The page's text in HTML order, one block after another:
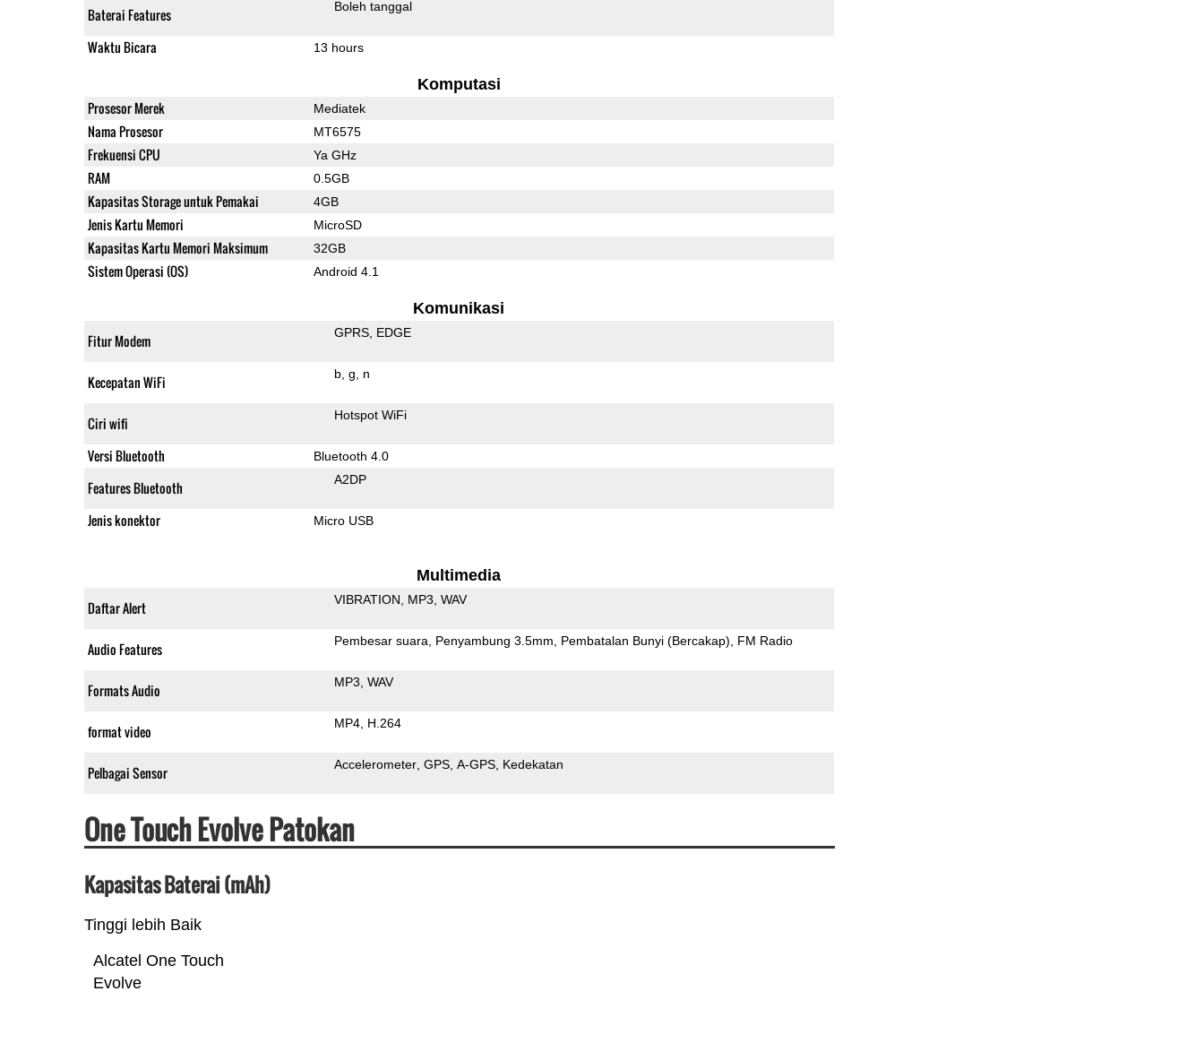
Baterai Features Boleh tanggal
Waktu Bicara 13 hours
Komputasi
Prosesor Merek Mediatek
Nama Prosesor MT6575
Frekuensi CPU Ya GHz
RAM 0.5GB
Kapasitas Storage untuk Pemakai 4GB
Jenis Kartu Memori MicroSD
Kapasitas Kartu Memori Maksimum 32GB
Sistem Operasi (OS) Android 4.1
Komunikasi
Fitur Modem GPRS EDGE
Kecepatan WiFi b g n
Ciri wifi Hotspot WiFi
Versi Bluetooth Bluetooth 4.0
Features Bluetooth A2DP
Jenis konektor Micro USB
Multimedia
Daftar Alert VIBRATION MP3 WAV
Audio Features Pembesar suara Penyambung 3.5mm Pembatalan Bunyi (Bercakap) FM Radio
Formats Audio MP3 WAV
format video MP4 H.264
Pelbagai Sensor Accelerometer GPS A-GPS Kedekatan
One Touch Evolve Patokan
Kapasitas Baterai (mAh)
Tinggi lebih Baik
Alcatel One Touch
Evolve